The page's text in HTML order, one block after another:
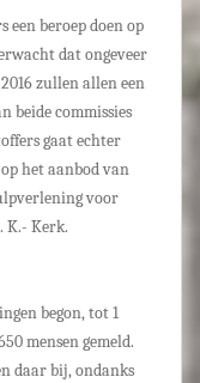
beroep doen op
dat ongeveer
zullen allen een
beide commissies
gaat echter
het aanbod van
voor
K.- Kerk.
begon, tot 1
mensen gemeld.
daar bij, ondanks